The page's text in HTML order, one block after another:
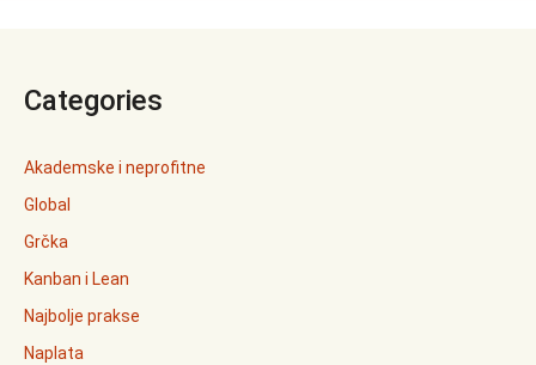
Categories
Akademske i neprofitne
Global
Grčka
Kanban i Lean
Najbolje prakse
Naplata